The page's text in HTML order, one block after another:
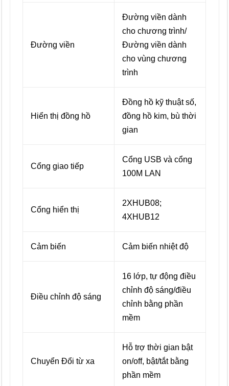
Đường viền
Đường viền dành
cho chương trình/
Đường viền dành
cho vùng chương
trình
Hiển thị đồng hồ
Đồng hồ kỹ thuật số,
đồng hồ kim, bù thời
gian
Cổng giao tiếp
Cổng USB và cổng
100M LAN
Cổng hiển thị
2XHUB08;
4XHUB12
Cảm biến Cảm biến nhiệt độ
Điều chỉnh độ sáng
16 lớp, tự động điều
chỉnh độ sáng/điều
chỉnh bằng phần
mềm
Chuyển Đổi từ xa
Hỗ trợ thời gian bật
on/off, bật/tắt bằng
phần mềm